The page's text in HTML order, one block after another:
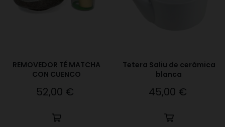
REMOVEDOR TÉ MATCHA
CON CUENCO
Precio
52,00 €
Tetera Saliu de cerámica
blanca
Precio
45,00 €